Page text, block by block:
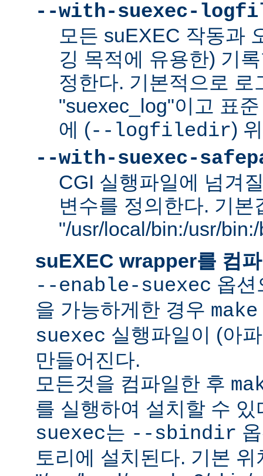
--with-suexec-
모든 suEXEC 작동과
깅 목적에 유용한) 기
정한다. 기본적으로 로
"suexec_log"이고 표
에 (--logfiledir)
--with-suexec-
CGI 실행파일에 넘겨
변수를 정의한다. 기본
"/usr/local/bin:/usr/
suEXEC wrapper를 컴
--enable-suexec 옵션
을 가능하게한 경우 make
suexec 실행파일이 (아
만들어진다.
모든것을 컴파일한 후
를 실행하여 설치할 수
suexec는 --sbindir
토리에 설치된다. 기본 위